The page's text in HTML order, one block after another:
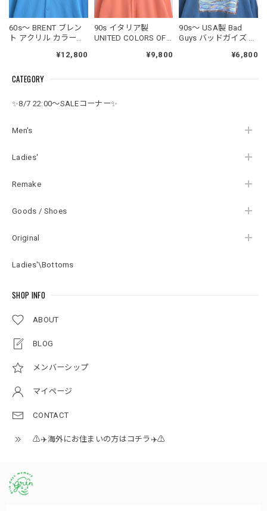
CATEGORY
✨8/7 22:00～SALEコーナー✨
Men's
Ladies'
Remake
Goods / Shoes
Original
Ladies'\Bottoms
SHOP INFO
ABOUT
BLOG
メンバーシップ
マイページ
CONTACT
⚠️✈️海外にお住まいの方はコチラ✈️⚠️
60s～ BRENT ブレン
ト アクリル カラーニ
ィガン セーター ター
テージ ビンテージ
ンズLサイズ
¥12,800
90s イタリア製
UNITED COLORS OF
ッドカラーズオブベ
ネック ニット カーデ
テージ ビンテージ ヨ
ーロッパ古着 メンズ
¥9,800
90s～ USA製 Bad
Guys バッドガイズ モ
トリング カヌーグラ
トレーナー デサント
¥6,800